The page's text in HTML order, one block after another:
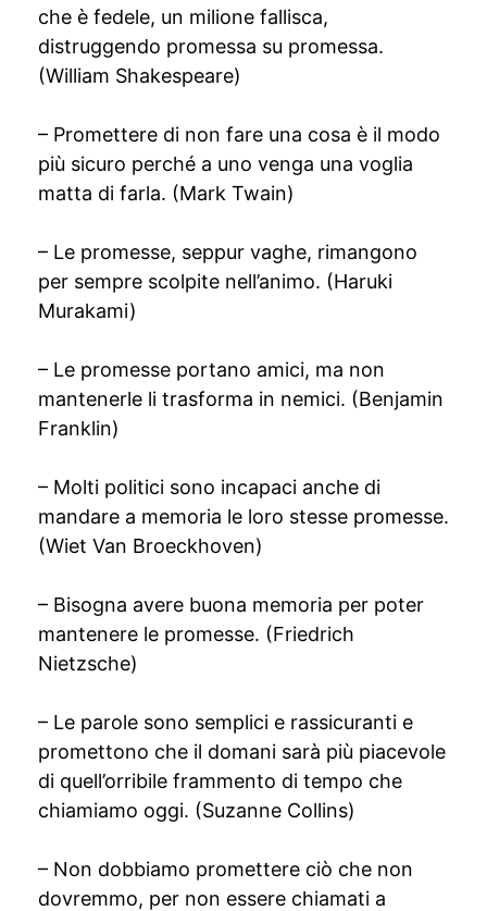
che è fedele, un milione fallisca,
distruggendo promessa su promessa.
(William Shakespeare)
– Promettere di non fare una cosa è il modo
più sicuro perché a uno venga una voglia
matta di farla. (Mark Twain)
– Le promesse, seppur vaghe, rimangono
per sempre scolpite nell’animo. (Haruki
Murakami)
– Le promesse portano amici, ma non
mantenerle li trasforma in nemici. (Benjamin
Franklin)
– Molti politici sono incapaci anche di
mandare a memoria le loro stesse promesse.
(Wiet Van Broeckhoven)
– Bisogna avere buona memoria per poter
mantenere le promesse. (Friedrich
Nietzsche)
– Le parole sono semplici e rassicuranti e
promettono che il domani sarà più piacevole
di quell’orribile frammento di tempo che
chiamiamo oggi. (Suzanne Collins)
– Non dobbiamo promettere ciò che non
dovremmo, per non essere chiamati a